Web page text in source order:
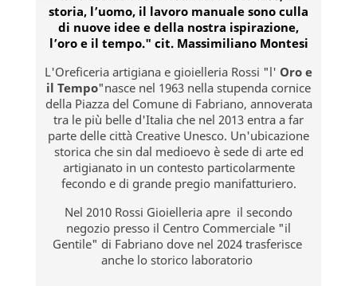
storia, l’uomo, il lavoro manuale sono culla
di nuove idee e della nostra ispirazione,
l’oro e il tempo." cit. Massimiliano Montesi
L'Oreficeria artigiana e gioielleria Rossi "l' Oro e
il Tempo"nasce nel 1963 nella stupenda cornice
della Piazza del Comune di Fabriano, annoverata
tra le più belle d'Italia che nel 2013 entra a far
parte delle città Creative Unesco. Un'ubicazione
storica che sin dal medioevo è sede di arte ed
artigianato in un contesto particolarmente
fecondo e di grande pregio manifatturiero.
Nel 2010 Rossi Gioielleria apre il secondo
negozio presso il Centro Commerciale "il
Gentile" di Fabriano dove nel 2024 trasferisce
anche lo storico laboratorio